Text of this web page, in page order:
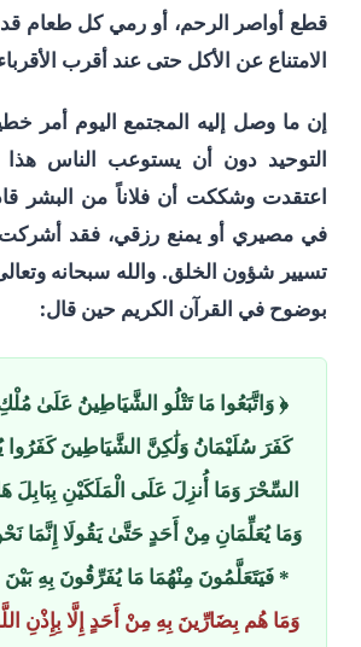
قطع أواصر الرحم، أو رمي كل طعام قد
الامتناع عن الأكل حتى عند أقرب
إن ما وصل إليه المجتمع اليوم أمر
التوحيد دون أن يستوعب الناس هذا
اعتقدت وشككت أن فلاناً من البشر
في مصيري أو يمنع رزقي، فقد أشركت
تسيير شؤون الخلق. والله سبحانه
بوضوح في القرآن الكريم حين قال:
﴿ وَاتَّبَعُوا مَا تَتْلُو الشَّيَاطِينُ عَلَىٰ
كَفَرَ سُلَيْمَانُ وَلَٰكِنَّ الشَّيَاطِينَ كَفَرُوا
السِّحْرَ وَمَا أُنزِلَ عَلَى الْمَلَكَيْنِ
وَمَا يُعَلِّمَانِ مِنْ أَحَدٍ حَتَّىٰ يَقُولَا إِنَّمَا
* فَيَتَعَلَّمُونَ مِنْهُمَا مَا يُفَرِّقُونَ بِهِ
وَمَا هُم بِضَارِّينَ بِهِ مِنْ أَحَدٍ إِلَّا بِإِذْنِ